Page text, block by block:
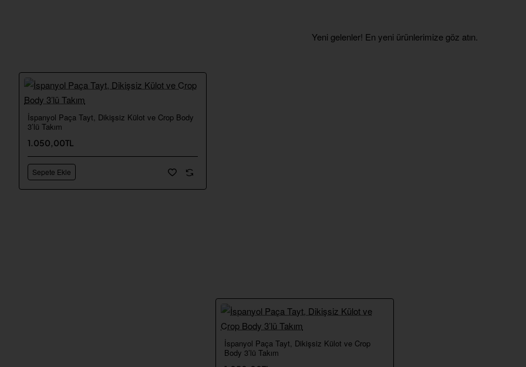
Yeni gelenler! En yeni ürünlerimize göz atın.
⭐️ Yeni
İspanyol Paça Tayt, Dikişsiz Külot ve Crop Body
3’lü Takım
1.050,00TL
Sepete Ekle
⭐️ Yeni
İspanyol Paça Tayt, Dikişsiz Külot ve Crop
Body 3’lü Takım